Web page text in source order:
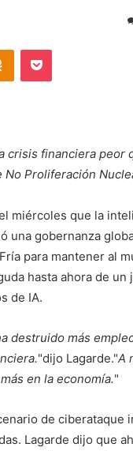
crisis financiera peor
Proliferación
miércoles que la
gobernanza
para mantener al
hasta ahora de
de IA.
destruido más
"dijo Lagarde."A
en la economía."
de ciberataque
Lagarde dijo que